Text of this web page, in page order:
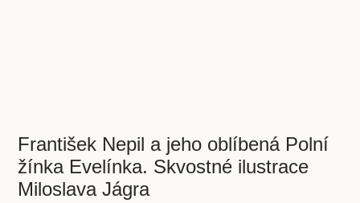
František Nepil a jeho oblíbená Polní
žínka Evelínka. Skvostné ilustrace
Miloslava Jágra